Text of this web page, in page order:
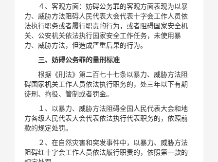
４、客观方面：妨碍公务罪的客观方面表现为以暴
力、威胁方法阻碍人民代表大会代表十字会工作人员依
法执行职务或者履行职责的行为，或者阻碍国家安全机
关、公安机关依法执行国家安全工作任务，未使用暴
力、威胁方法，但造成严重后果的行为。
三、妨碍公务罪的量刑标准
根据《刑法》第二百七十七条以暴力、威胁方法阻
碍国家机关工作人员依法执行职务的，处三年以下有期
徒刑、拘役、管制或者罚金。
１、以暴力、威胁方法阻碍全国人民代表大会和地
方各级人民代表大会代表依法执行代表职务的，依照前
款的规定处罚。
２、在自然灾害和突发事件中，以暴力、威胁方法
阻碍红十字会工作人员依法履行职责的，依照第一款的